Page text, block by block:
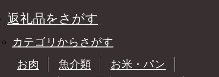
返礼品をさがす
カテゴリからさがす
お肉
魚介類
お米・パン